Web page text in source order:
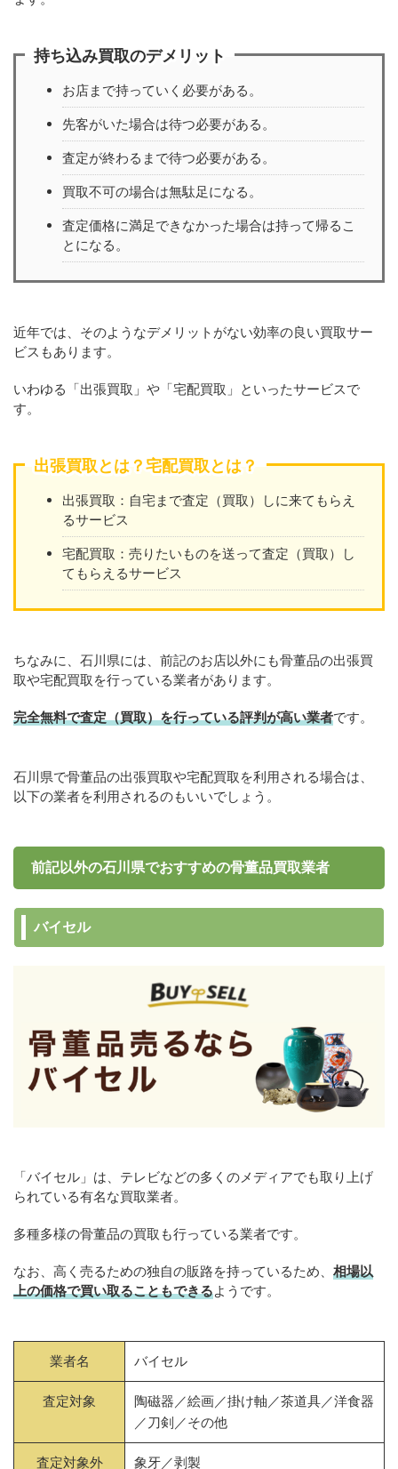
持ち込み買取のデメリット
お店まで持っていく必要がある。
先客がいた場合は待つ必要がある。
査定が終わるまで待つ必要がある。
買取不可の場合は無駄足になる。
査定価格に満足できなかった場合は持って帰るこ
とになる。
近年では、そのようなデメリットがない効率の良い買取サー
ビスもあります。
いわゆる「出張買取」や「宅配買取」といったサービスで
す。
出張買取とは？宅配買取とは？
出張買取：自宅まで査定（買取）しに来てもらえ
るサービス
宅配買取：売りたいものを送って査定（買取）し
てもらえるサービス
ちなみに、石川県には、前記のお店以外にも骨董品の出張買
取や宅配買取を行っている業者があります。
完全無料で査定（買取）を行っている評判が高い業者です。
石川県で骨董品の出張買取や宅配買取を利用される場合は、
以下の業者を利用されるのもいいでしょう。
前記以外の石川県でおすすめの骨董品買取業者
バイセル
「バイセル」は、テレビなどの多くのメディアでも取り上げ
られている有名な買取業者。
多種多様の骨董品の買取も行っている業者です。
なお、高く売るための独自の販路を持っているため、 相場以
上の価格で買い取ることもできるようです。
業者名 バイセル
査定対象
陶磁器／絵画／掛け軸／茶道具／洋食器
／刀剣／その他
査定対象外 象牙／剥製